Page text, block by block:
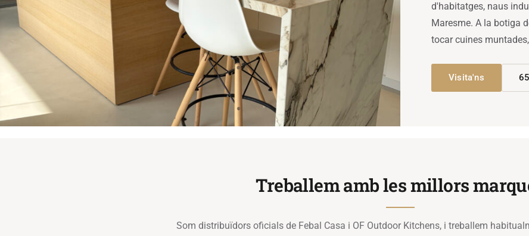
d'habitatges, naus
Maresme. A la botiga
tocar cuines
Visita'ns
Treballem amb les millors
Som distribuïdors oficials de Febal Casa i OF Outdoor Kitchens, i treballem